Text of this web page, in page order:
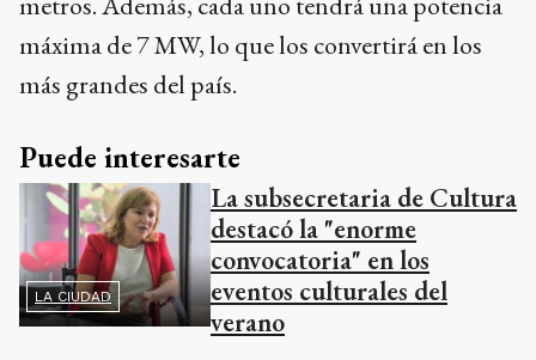
máxima de 7 MW, lo que los convertirá en los
más grandes del país.
Puede interesarte
LA CIUDAD
La subsecretaria de Cultura
destacó la "enorme
convocatoria" en los
eventos culturales del
verano